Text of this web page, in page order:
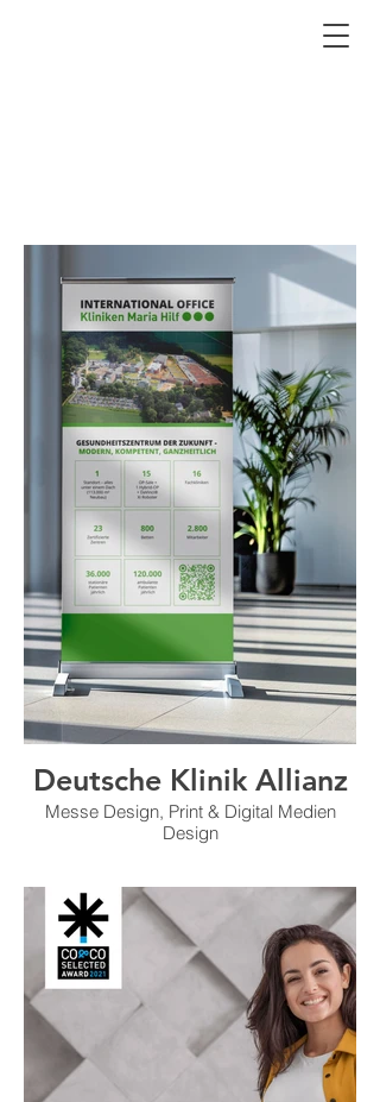
Deutsche Klinik Allianz
Messe Design, Print & Digital Medien
Design